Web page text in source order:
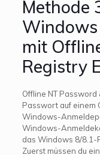
Methode
mit
Registry
Offline NT
Passwort auf einem
Windows-
Windows-
das Windows 8/8.1-
Zuerst müssen du